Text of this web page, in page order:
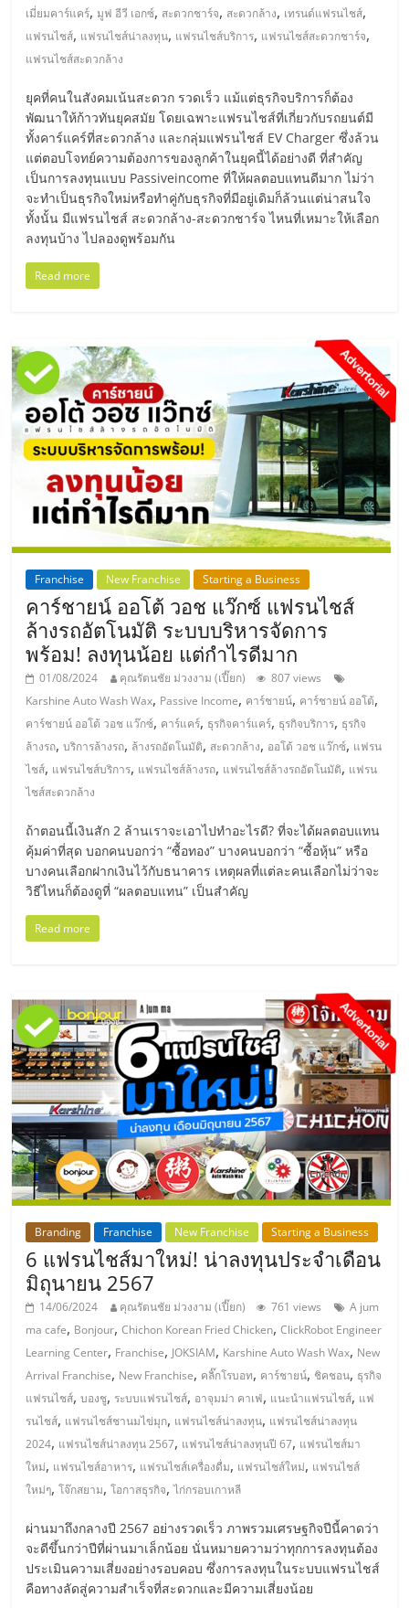
ไทย,
SMEs,
แฟ
รน
ไชส์,
ที่
ปรึกษา
แฟ
รน
ไชส์,
รวม
แฟ
รน
ไชส์
ขาย
แฟ
รน
ไชส์
แฟ
รน
ไชส์
ขาย
หน้า
บ้าน
ลงทุน
น้อย
คืน
ทุน
ไว,
ที่
ปรึกษา
การ
เมี่ยมคาร์แคร์,มูฟ อีวี เอกซ์, สะดวกชาร์จ, สะดวกล้าง, เทรนด์แฟรนไชส์,
แฟรนไชส์, แฟรนไชส์น่าลงทุน, แฟรนไชส์บริการ, แฟรนไชส์สะดวกชาร์จ,
แฟรนไชส์สะดวกล้าง
ยุคที่คนในสังคมเน้นสะดวก รวดเร็ว แม้แต่ธุรกิจบริการก็ต้อง
พัฒนาให้ก้าวทันยุคสมัย โดยเฉพาะแฟรนไชส์ที่เกี่ยวกับรถยนต์มี
ทั้งคาร์แคร์ที่สะดวกล้าง และกลุ่มแฟรนไชส์ EV Charger ซึ่งล้วน
แต่ตอบโจทย์ความต้องการของลูกค้าในยุคนี้ได้อย่างดี ที่สำคัญ
เป็นการลงทุนแบบ Passiveincome ที่ให้ผลตอบแทนดีมาก ไม่ว่า
จะทำเป็นธุรกิจใหม่หรือทำคู่กับธุรกิจที่มีอยู่เดิมก็ล้วนแต่น่าสนใจ
ทั้งนั้น มีแฟรนไชส์ สะดวกล้าง-สะดวกชาร์จ ไหนที่เหมาะให้เลือก
ลงทุนบ้าง ไปลองดูพร้อมกัน
Read more
Franchise New Franchise Starting a Business
คาร์ชายน์ ออโต้ วอช แว๊กซ์ แฟรนไชส์
ล้างรถอัตโนมัติ ระบบบริหารจัดการ
พร้อม! ลงทุนน้อย แต่กำไรดีมาก
01/08/2024 คุณรัตนชัย ม่วงงาม (เปี๊ยก)
807 views
Karshine Auto Wash Wax, Passive Income, คาร์ชายน์, คาร์ชายน์ ออโต้,
คาร์ชายน์ ออโต้ วอช แว๊กซ์, คาร์แคร์, ธุรกิจคาร์แคร์, ธุรกิจบริการ, ธุรกิจ
ล้างรถ,บริการล้างรถ, ล้างรถอัตโนมัติ, สะดวกล้าง, ออโต้ วอช แว๊กซ์, แฟรน
ไชส์, แฟรนไชส์บริการ, แฟรนไชส์ล้างรถ, แฟรนไชส์ล้างรถอัตโนมัติ, แฟรน
ไชส์สะดวกล้าง
ถ้าตอนนี้เงินสัก 2 ล้านเราจะเอาไปทำอะไรดี? ที่จะได้ผลตอบแทน
คุ้มค่าที่สุด บอกคนบอกว่า “ซื้อทอง” บางคนบอกว่า “ซื้อหุ้น” หรือ
บางคนเลือกฝากเงินไว้กับธนาคาร เหตุผลที่แต่ละคนเลือกไม่ว่าจะ
วิธีไหนก็ต้องดูที่ “ผลตอบแทน” เป็นสำคัญ
Read more
Branding Franchise New Franchise Starting a Business
6 แฟรนไชส์มาใหม่! น่าลงทุนประจำเดือน
มิถุนายน 2567
14/06/2024 คุณรัตนชัย ม่วงงาม (เปี๊ยก) 761 views
A jum
ma cafe, Bonjour,Chichon Korean Fried Chicken,ClickRobot Engineer
Learning Center, Franchise, JOKSIAM, Karshine Auto Wash Wax, New
Arrival Franchise, New Franchise, คลิ๊กโรบอท, คาร์ชายน์, ชิคชอน, ธุรกิจ
แฟรนไชส์,บองชู, ระบบแฟรนไชส์, อาจุมม่า คาเฟ่, แนะนำแฟรนไชส์, แฟ
รนไชส์, แฟรนไชส์ชานมไข่มุก, แฟรนไชส์น่าลงทุน, แฟรนไชส์น่าลงทุน
2024, แฟรนไชส์น่าลงทุน 2567, แฟรนไชส์น่าลงทุนปี 67, แฟรนไชส์มา
ใหม่, แฟรนไชส์อาหาร, แฟรนไชส์เครื่องดื่ม, แฟรนไชส์ใหม่, แฟรนไชส์
ใหม่ๆ,โจ๊กสยาม,โอกาสธุรกิจ,ไก่กรอบเกาหลี
ผ่านมาถึงกลางปี 2567 อย่างรวดเร็ว ภาพรวมเศรษฐกิจปีนี้คาดว่า
จะดีขึ้นกว่าปีที่ผ่านมาเล็กน้อย นั่นหมายความว่าทุกการลงทุนต้อง
ประเมินความเสี่ยงอย่างรอบคอบ ซึ่งการลงทุนในระบบแฟรนไชส์
คือทางลัดสู่ความสำเร็จที่สะดวกและมีความเสี่ยงน้อย